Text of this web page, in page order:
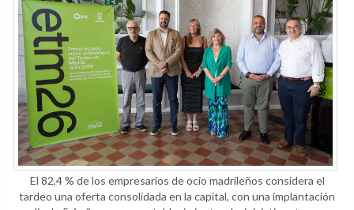
El 82,4 % de los empresarios de ocio madrileños considera el
tardeo una oferta consolidada en la capital, con una implantación